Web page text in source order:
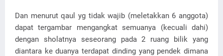
Dan menurut qaul yg tidak wajib (meletakkan 6 anggota)
dapat tergambar mengangkat semuanya (kecuali dahi)
dengan sholatnya seseorang pada 2 ruang bilik yang
diantara ke duanya terdapat dinding yang pendek dimana